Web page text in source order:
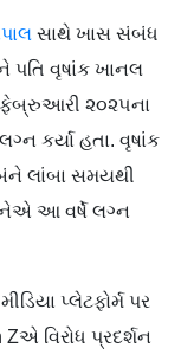
સાથે ખાસ સંબંધ
પતિ વૃષાંક ખાનલ
ફેબ્રુઆરી ૨૦૨૫ના
કર્યા હતા. વૃષાંક
લાંબા સમયથી
આ વર્ષે લગ્ન
પ્લેટફોર્મ પર
વિરોધ પ્રદર્શન